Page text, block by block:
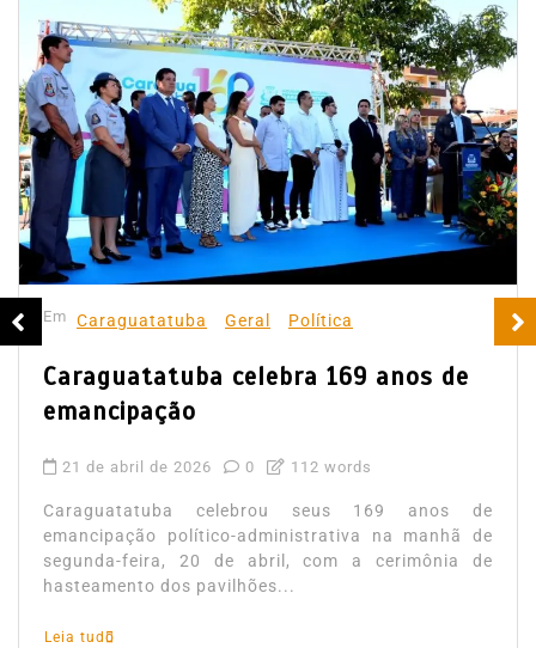
Em Caraguatatuba Geral Política
Caraguatatuba celebra 169 anos de
emancipação
21 de abril de 2026 0 112 words
Caraguatatuba celebrou seus 169 anos de
emancipação político-administrativa na manhã de
segunda-feira, 20 de abril, com a cerimônia de
hasteamento dos pavilhões...
Leia tudo